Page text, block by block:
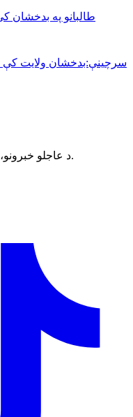
طالبانو په بدخشان
سرچینې:بدخشان ولایت کې
د عاجلو خبرونو، کلیپونو او تازه معلوماتو رسمي چینلونه.